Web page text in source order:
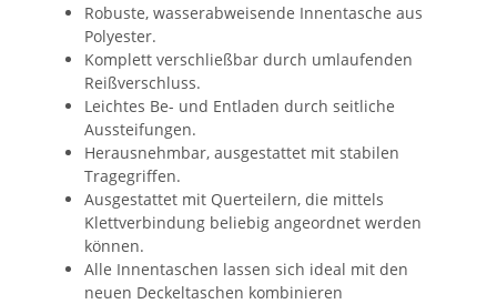
Robuste, wasserabweisende Innentasche aus
Polyester.
Komplett verschließbar durch umlaufenden
Reißverschluss.
Leichtes Be- und Entladen durch seitliche
Aussteifungen.
Herausnehmbar, ausgestattet mit stabilen
Tragegriffen.
Ausgestattet mit Querteilern, die mittels
Klettverbindung beliebig angeordnet werden
können.
Alle Innentaschen lassen sich ideal mit den
neuen Deckeltaschen kombinieren